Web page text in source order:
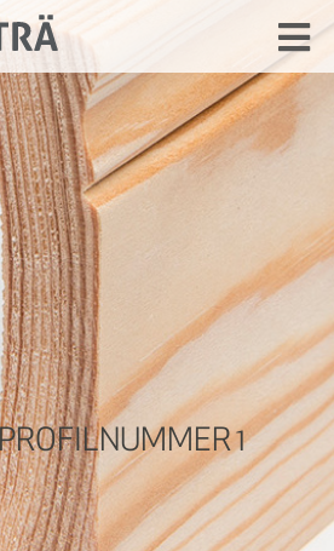
1